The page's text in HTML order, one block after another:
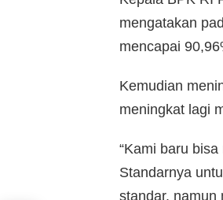
mengatakan
mencapai
Kemudian
meningkat lagi
“Kami baru
Standarnya
standar, namun